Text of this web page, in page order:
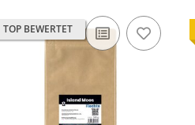
TOP BEWERTET